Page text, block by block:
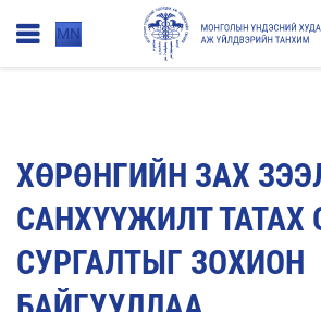
MN
ХӨРӨНГИЙН ЗАХ
САНХҮҮЖИЛТ ТАТАХ
СУРГАЛТЫГ ЗОХИОН